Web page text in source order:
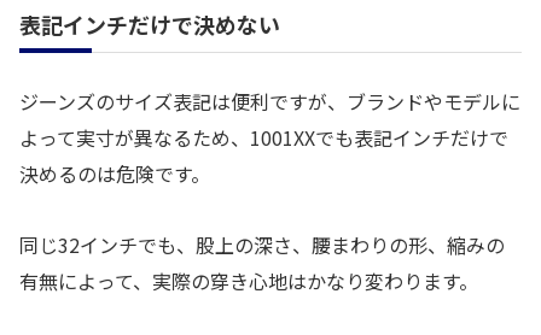
表記インチだけで決めない
ジーンズのサイズ表記は便利ですが、ブランドやモデルに
よって実寸が異なるため、1001XXでも表記インチだけで
決めるのは危険です。
同じ32インチでも、股上の深さ、腰まわりの形、縮みの
有無によって、実際の穿き心地はかなり変わります。